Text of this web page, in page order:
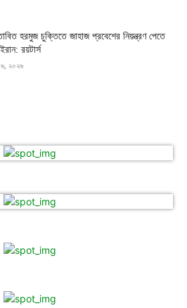
হরমুজ চুক্তিতে জাহাজ প্রবেশের নিয়ন্ত্রণ পেতে
রয়টার্স
২০২৬